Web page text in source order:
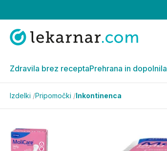
Zdravila brez receptaPrehrana in dopolnila
Izdelki /Pripomočki /Inkontinenca